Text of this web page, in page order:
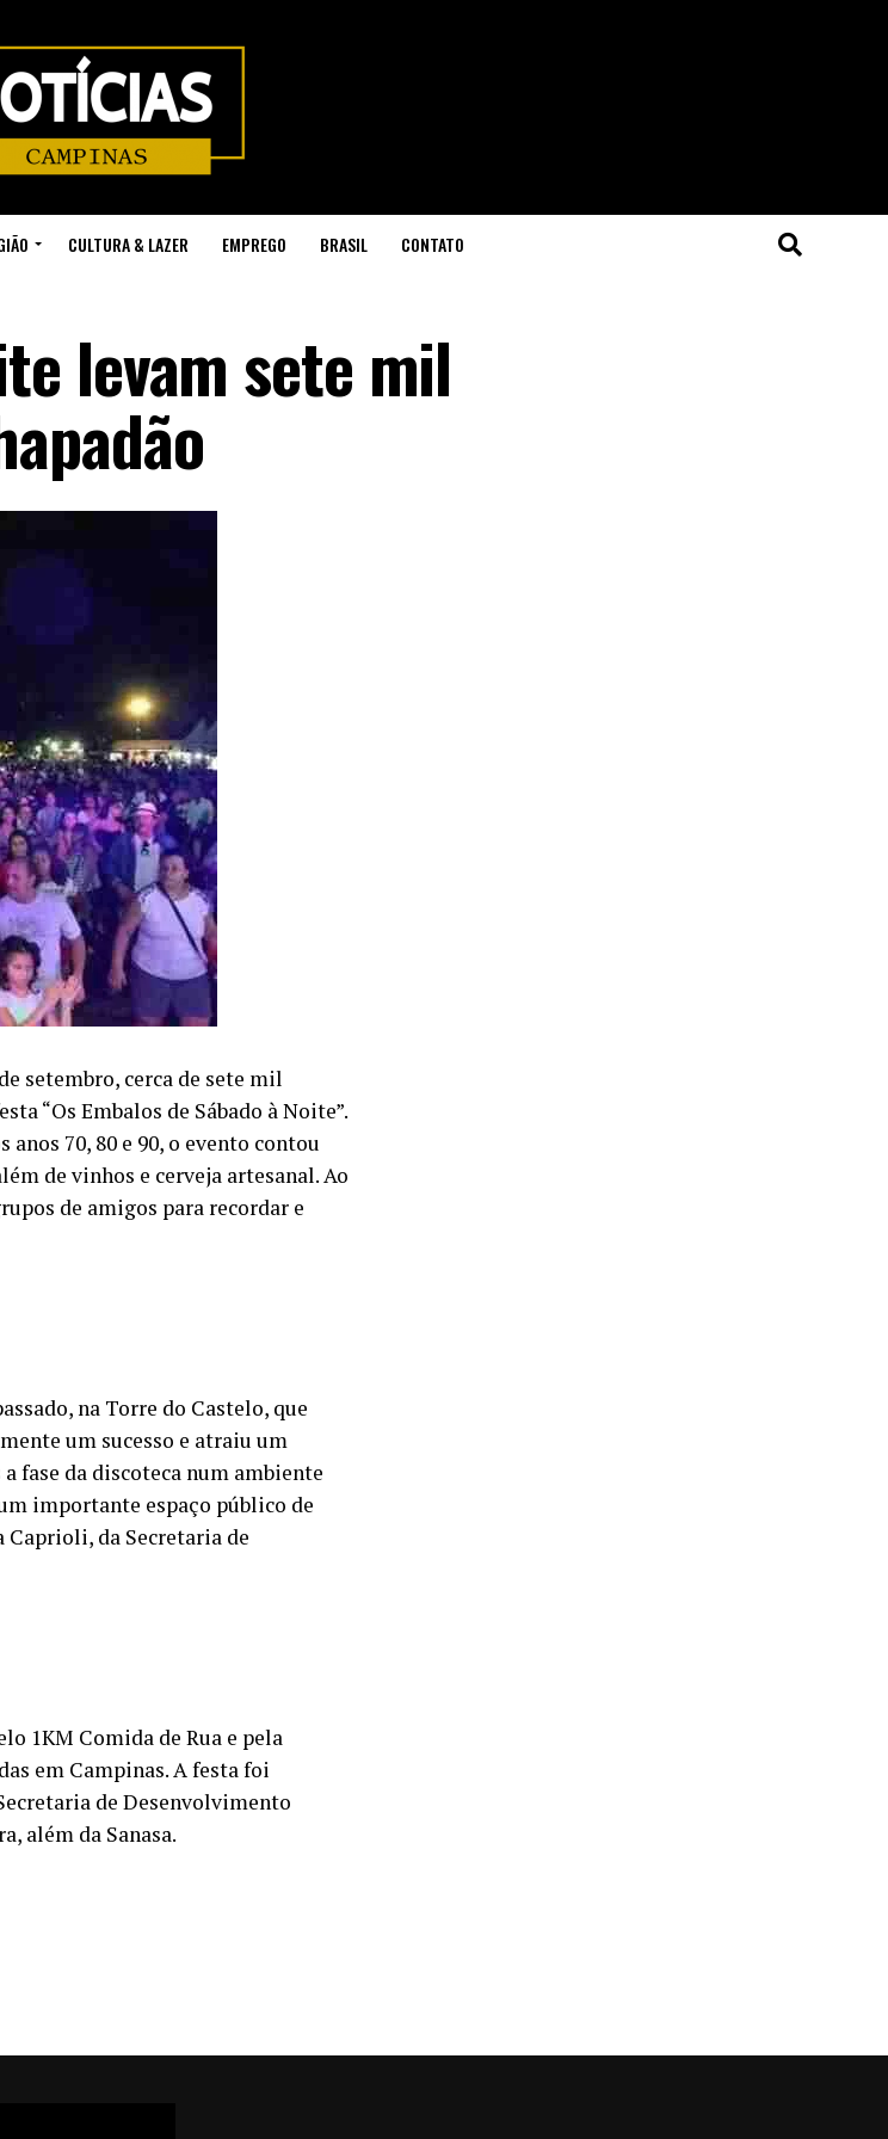
CULTURA & LAZER EMPREGO BRASIL CONTATO
levam sete mil
setembro, cerca de sete mil
“Os Embalos de Sábado à Noite”.
70, 80 e 90, o evento contou
de vinhos e cerveja artesanal. Ao
de amigos para recordar e
na Torre do Castelo, que
um sucesso e atraiu um
fase da discoteca num ambiente
importante espaço público de
Caprioli, da Secretaria de
1KM Comida de Rua e pela
em Campinas. A festa foi
de Desenvolvimento
além da Sanasa.